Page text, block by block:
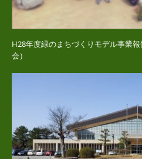
H28年度緑のまちづくりモデル事業
会）